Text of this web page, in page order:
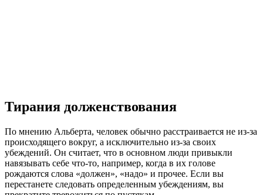
Тирания долженствования
По мнению Альберта, человек обычно расстраивается не из-за
происходящего вокруг, а исключительно из-за своих
убеждений. Он считает, что в основном люди привыкли
навязывать себе что-то, например, когда в их голове
рождаются слова «должен», «надо» и прочее. Если вы
перестанете следовать определенным убеждениям, вы